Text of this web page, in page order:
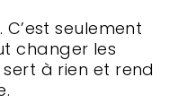
C’est seulement
changer les
à rien et rend